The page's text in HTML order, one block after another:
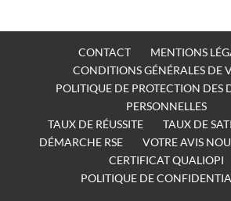
CONTACT
MENTIONS
CONDITIONS GÉNÉRALES DE
POLITIQUE DE PROTECTION DES
PERSONNELLES
TAUX DE RÉUSSITE
TAUX DE
DÉMARCHE RSE
VOTRE AVIS
CERTIFICAT QUALIOPI
POLITIQUE DE